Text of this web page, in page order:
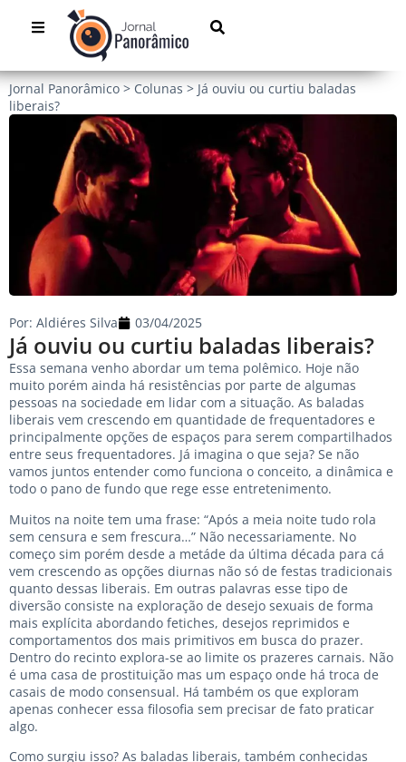
Jornal Panorâmico > Colunas > Já ouviu ou curtiu baladas
liberais?
Já ouviu ou curtiu baladas liberais?
Por: Aldiéres Silva 03/04/2025
Essa semana venho abordar um tema polêmico. Hoje não
muito porém ainda há resistências por parte de algumas
pessoas na sociedade em lidar com a situação. As baladas
liberais vem crescendo em quantidade de frequentadores e
principalmente opções de espaços para serem compartilhados
entre seus frequentadores. Já imagina o que seja? Se não
vamos juntos entender como funciona o conceito, a dinâmica e
todo o pano de fundo que rege esse entretenimento.
Muitos na noite tem uma frase: “Após a meia noite tudo rola
sem censura e sem frescura…” Não necessariamente. No
começo sim porém desde a metáde da última década para cá
vem crescendo as opções diurnas não só de festas tradicionais
quanto dessas liberais. Em outras palavras esse tipo de
diversão consiste na exploração de desejo sexuais de forma
mais explícita abordando fetiches, desejos reprimidos e
comportamentos dos mais primitivos em busca do prazer.
Dentro do recinto explora-se ao limite os prazeres carnais. Não
é uma casa de prostituição mas um espaço onde há troca de
casais de modo consensual. Há também os que exploram
apenas conhecer essa filosofia sem precisar de fato praticar
algo.
Como surgiu isso? As baladas liberais, também conhecidas